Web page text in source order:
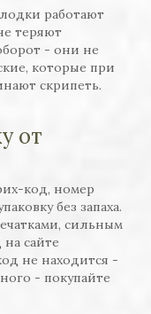
работают
теряют
- они не
которые при
скрипеть.
от
код, номер
без запаха.
сильным
сайте
не находится -
- покупайте